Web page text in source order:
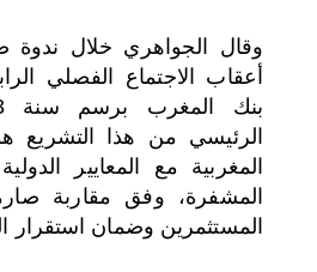
وقال الجواهري خلال
أعقاب الاجتماع الفصلي
الرئيسي من هذا التشريع
المغربية مع المعايير
المشفرة، وفق مقاربة
المستثمرين وضمان استقرار